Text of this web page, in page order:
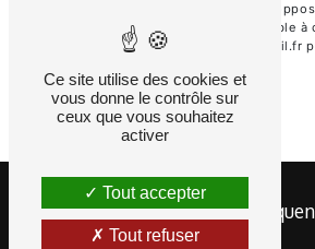
droit de vous inscrire sur la liste
démarchage téléphonique, disponible à
Bloctel.gouv.fr
. Consultez le site cnil.fr
Recherches
Ce site utilise des cookies et
vous donne le contrôle sur
ceux que vous souhaitez
activer
Tout accepter
Tout refuser